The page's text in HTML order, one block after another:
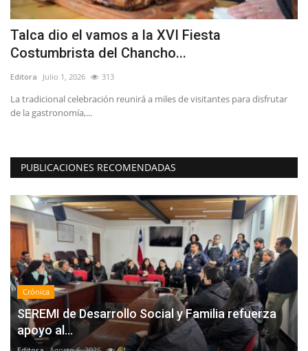
Talca dio el vamos a la XVI Fiesta
Costumbrista del Chancho...
Editora Julio 1, 2026 313
La tradicional celebración reunirá a miles de visitantes para disfrutar
de la gastronomía,...
PUBLICACIONES RECOMENDADAS
Crónica
SEREMI de Desarrollo Social y Familia refuerza
apoyo al...